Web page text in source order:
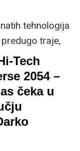
tehnologija
traje,
neki
kojeg vjerujem
a tada će
sastavnica
dr. sc.
za
Tech
2054 –
čeka u